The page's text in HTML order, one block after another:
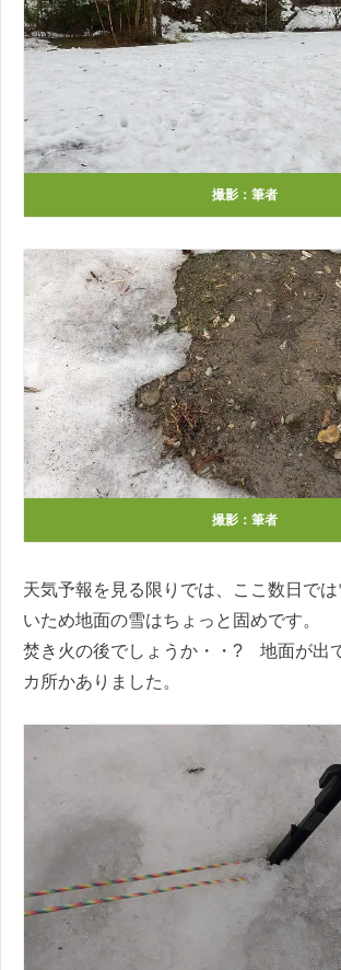
撮影：筆者
撮影：筆者
天気予報を見る限りでは、ここ数日で
いため地面の雪はちょっと固めです。
焚き火の後でしょうか・・? 地面が出
カ所かありました。